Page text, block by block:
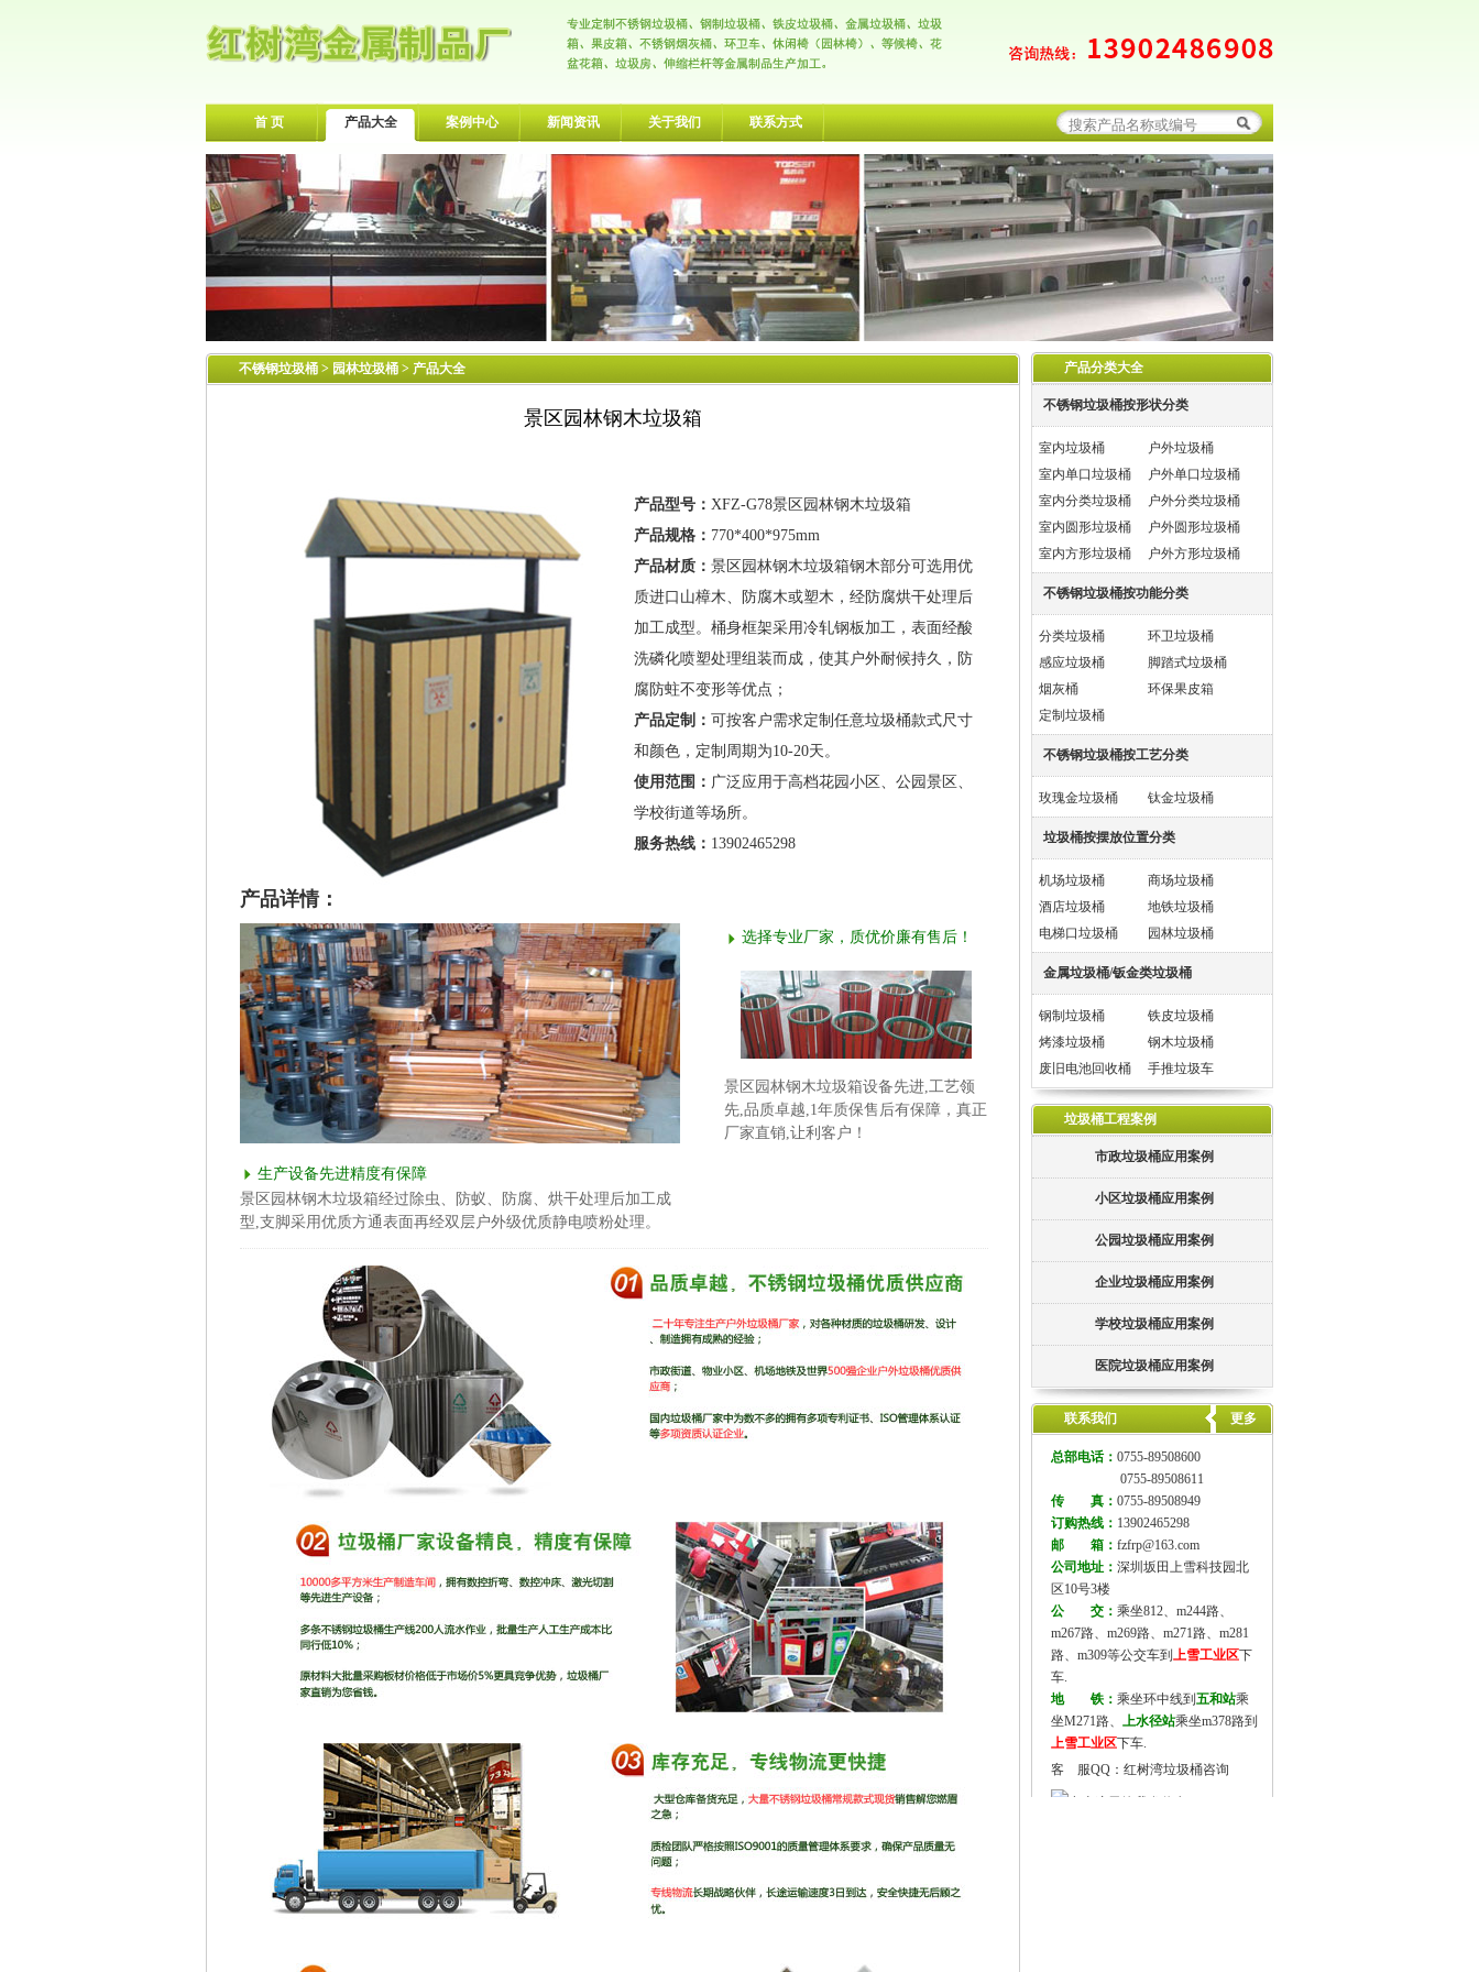
首 页 产品大全 案例中心 新闻资讯 关于我们 联系方式
不锈钢垃圾桶 > 园林垃圾桶 > 产品大全
景区园林钢木垃圾箱
产品型号： XFZ-G78景区园林钢木垃圾箱
产品规格： 770*400*975mm
产品材质： 景区园林钢木垃圾箱钢木部分可选用优
质进口山樟木、防腐木或塑木，经防腐烘干处理后
加工成型。桶身框架采用冷轧钢板加工，表面经酸
洗磷化喷塑处理组装而成，使其户外耐候持久，防
腐防蛀不变形等优点；
产品定制： 可按客户需求定制任意垃圾桶款式尺寸
和颜色，定制周期为10-20天。
使用范围： 广泛应用于高档花园小区、公园景区、
学校街道等场所。
服务热线： 13902465298
产品详情：
生产设备先进精度有保障
景区园林钢木垃圾箱经过除虫、防蚁、防腐、烘干处理后加工成
型,支脚采用优质方通表面再经双层户外级优质静电喷粉处理。
选择专业厂家，质优价廉有售后！
景区园林钢木垃圾箱设备先进,工艺领
先,品质卓越,1年质保售后有保障，真正
厂家直销,让利客户！
产品分类大全
不锈钢垃圾桶按形状分类
室内垃圾桶
户外垃圾桶
室内单口垃圾桶
户外单口垃圾桶
室内分类垃圾桶
户外分类垃圾桶
室内圆形垃圾桶
户外圆形垃圾桶
室内方形垃圾桶
户外方形垃圾桶
不锈钢垃圾桶按功能分类
分类垃圾桶
环卫垃圾桶
感应垃圾桶
脚踏式垃圾桶
烟灰桶
环保果皮箱
定制垃圾桶
不锈钢垃圾桶按工艺分类
玫瑰金垃圾桶 钛金垃圾桶
垃圾桶按摆放位置分类
机场垃圾桶
商场垃圾桶
酒店垃圾桶
地铁垃圾桶
电梯口垃圾桶
园林垃圾桶
金属垃圾桶/钣金类垃圾桶
钢制垃圾桶
铁皮垃圾桶
烤漆垃圾桶
钢木垃圾桶
废旧电池回收桶
手推垃圾车
垃圾桶工程案例
市政垃圾桶应用案例
小区垃圾桶应用案例
公园垃圾桶应用案例
企业垃圾桶应用案例
学校垃圾桶应用案例
医院垃圾桶应用案例